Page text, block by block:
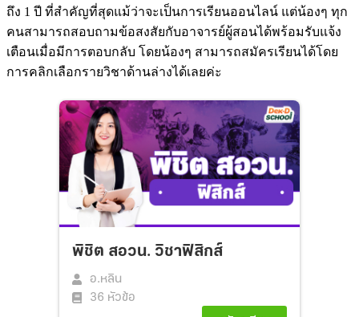
ถึง 1 ปี ที่สำคัญที่สุดแม้ว่าจะเป็นการเรียนออนไลน์ แต่น้องๆ ทุก
คนสามารถสอบถามข้อสงสัยกับอาจารย์ผู้สอนได้พร้อมรับแจ้ง
เตือนเมื่อมีการตอบกลับ โดยน้องๆ สามารถสมัครเรียนได้โดย
การคลิกเลือกรายวิชาด้านล่างได้เลยค่ะ